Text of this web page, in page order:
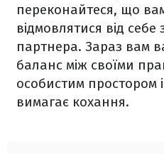
переконайтеся, що
відмовлятися від себе
партнера. Зараз вам
баланс між своїми
особистим простором
вимагає кохання.